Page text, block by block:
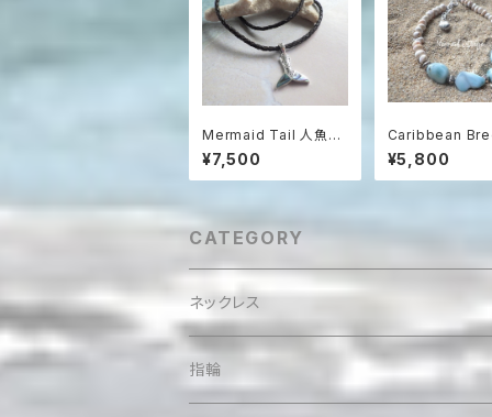
Mermaid Tail 人魚の
尻尾の革紐ハワイアン
ネックレス パウアシェル
＆シルバー925
¥7,500
Caribbean
ラリマーとコン
のビーチブレス
¥5,800
CATEGORY
ネックレス
指輪